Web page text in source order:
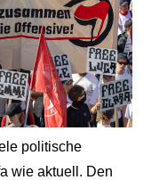
politische
wie aktuell. Den